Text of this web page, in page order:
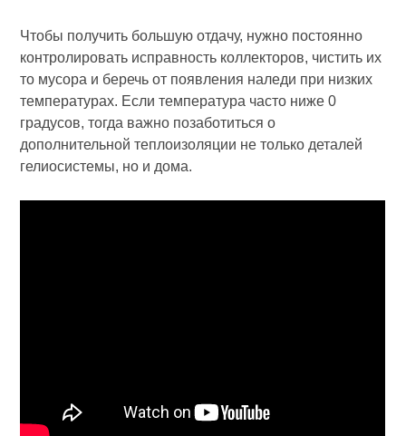
Чтобы получить большую отдачу, нужно постоянно
контролировать исправность коллекторов, чистить их
то мусора и беречь от появления наледи при низких
температурах. Если температура часто ниже 0
градусов, тогда важно позаботиться о
дополнительной теплоизоляции не только деталей
гелиосистемы, но и дома.